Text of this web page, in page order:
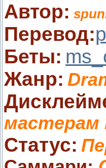
Автор:
Перевод:
Беты:
Жанр:
мастерам
Статус: